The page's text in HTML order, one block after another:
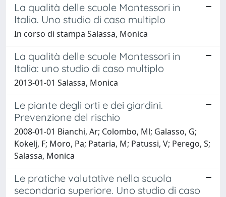
La qualità delle scuole Montessori in
Italia. Uno studio di caso multiplo
In corso di stampa Salassa, Monica
La qualità delle scuole Montessori in
Italia: uno studio di caso multiplo
2013-01-01 Salassa, Monica
Le piante degli orti e dei giardini.
Prevenzione del rischio
2008-01-01 Bianchi, Ar; Colombo, Ml; Galasso, G;
Kokelj, F; Moro, Pa; Pataria, M; Patussi, V; Perego, S;
Salassa, Monica
Le pratiche valutative nella scuola
secondaria superiore. Uno studio di caso